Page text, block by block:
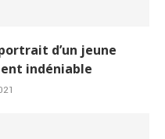
d’un jeune
indéniable